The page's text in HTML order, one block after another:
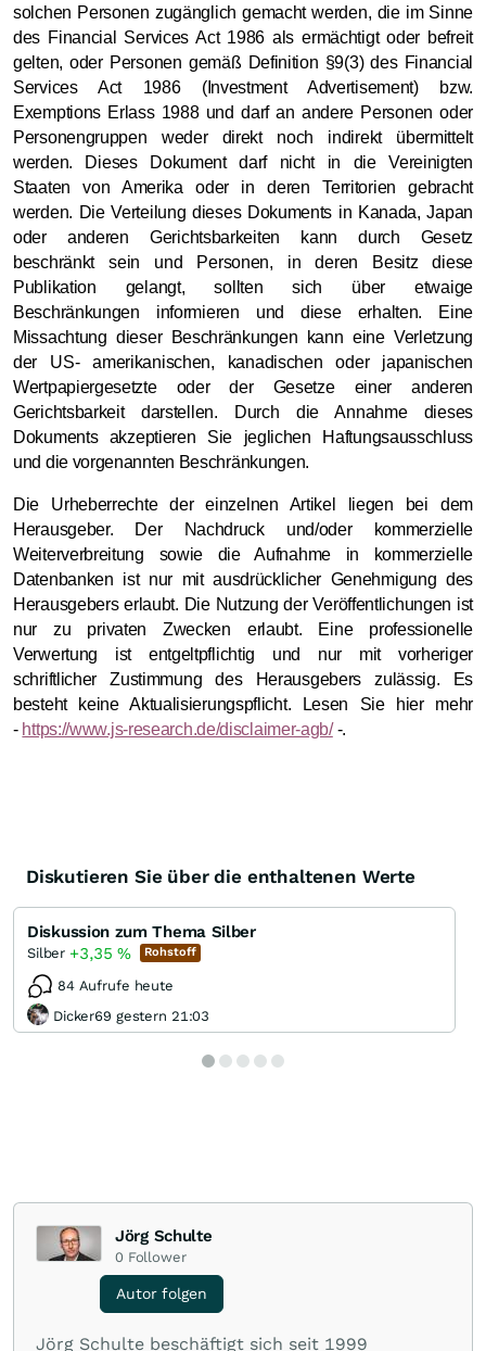
solchen Personen zugänglich gemacht werden, die im Sinne
des Financial Services Act 1986 als ermächtigt oder befreit
gelten, oder Personen gemäß Definition §9(3) des Financial
Services Act 1986 (Investment Advertisement) bzw.
Exemptions Erlass 1988 und darf an andere Personen oder
Personengruppen weder direkt noch indirekt übermittelt
werden. Dieses Dokument darf nicht in die Vereinigten
Staaten von Amerika oder in deren Territorien gebracht
werden. Die Verteilung dieses Dokuments in Kanada, Japan
oder anderen Gerichtsbarkeiten kann durch Gesetz
beschränkt sein und Personen, in deren Besitz diese
Publikation gelangt, sollten sich über etwaige
Beschränkungen informieren und diese erhalten. Eine
Missachtung dieser Beschränkungen kann eine Verletzung
der US- amerikanischen, kanadischen oder japanischen
Wertpapiergesetzte oder der Gesetze einer anderen
Gerichtsbarkeit darstellen. Durch die Annahme dieses
Dokuments akzeptieren Sie jeglichen Haftungsausschluss
und die vorgenannten Beschränkungen.
Die Urheberrechte der einzelnen Artikel liegen bei dem
Herausgeber. Der Nachdruck und/oder kommerzielle
Weiterverbreitung sowie die Aufnahme in kommerzielle
Datenbanken ist nur mit ausdrücklicher Genehmigung des
Herausgebers erlaubt. Die Nutzung der Veröffentlichungen ist
nur zu privaten Zwecken erlaubt. Eine professionelle
Verwertung ist entgeltpflichtig und nur mit vorheriger
schriftlicher Zustimmung des Herausgebers zulässig. Es
besteht keine Aktualisierungspflicht. Lesen Sie hier mehr
- https://www.js-research.de/disclaimer-agb/-.
Diskutieren Sie über die enthaltenen Werte
Diskussion zum Thema Silber
Silber +3,35% Rohstoff
84 Aufrufe heute
Dicker69 gestern 21:03
Jörg Schulte
0 Follower
Autor folgen
Jörg Schulte beschäftigt sich seit 1999